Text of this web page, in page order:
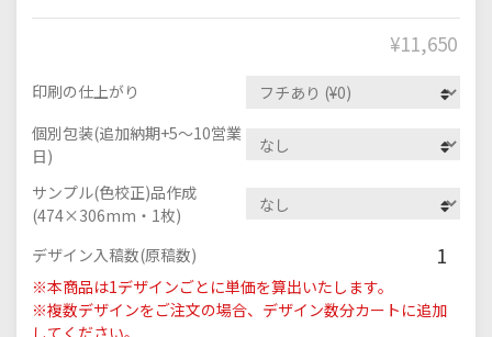
¥11,650
印刷の仕上がり
個別包装(追加納期+5～10営業
日)
サンプル(色校正)品作成
(474×306mm・1枚)
デザイン入稿数(原稿数)
1
※本商品は1デザインごとに単価を算出いたします。
※複数デザインをご注文の場合、デザイン数分カートに追加
してください。